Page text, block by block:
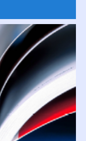
Breite von DIN A0
weiß oder in